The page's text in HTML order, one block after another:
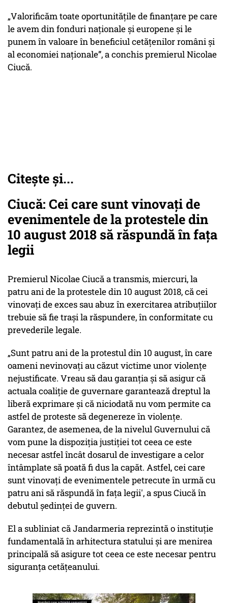
„Valorificăm toate oportunitățile de finanțare pe care
le avem din fonduri naționale și europene și le
punem în valoare în beneficiul cetățenilor români și
al economiei naționale”, a conchis premierul Nicolae
Ciucă.
Citește și...
Ciucă: Cei care sunt vinovaţi de
evenimentele de la protestele din
10 august 2018 să răspundă în faţa
legii
Premierul Nicolae Ciucă a transmis, miercuri, la
patru ani de la protestele din 10 august 2018, că cei
vinovaţi de exces sau abuz în exercitarea atribuţiilor
trebuie să fie traşi la răspundere, în conformitate cu
prevederile legale.
„Sunt patru ani de la protestul din 10 august, în care
oameni nevinovaţi au căzut victime unor violenţe
nejustificate. Vreau să dau garanţia şi să asigur că
actuala coaliţie de guvernare garantează dreptul la
liberă exprimare şi că niciodată nu vom permite ca
astfel de proteste să degenereze în violenţe.
Garantez, de asemenea, de la nivelul Guvernului că
vom pune la dispoziţia justiţiei tot ceea ce este
necesar astfel încât dosarul de investigare a celor
întâmplate să poată fi dus la capăt. Astfel, cei care
sunt vinovaţi de evenimentele petrecute în urmă cu
patru ani să răspundă în faţa legii', a spus Ciucă în
debutul şedinţei de guvern.
El a subliniat că Jandarmeria reprezintă o instituţie
fundamentală în arhitectura statului şi are menirea
principală să asigure tot ceea ce este necesar pentru
siguranţa cetăţeanului.